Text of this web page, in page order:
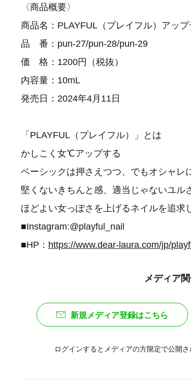
〈商品概要〉
商品名：PLAYFUL（プレイフル）アッ
品 番：pun-27/pun-28/pun-29
価 格：1200円（税抜）
内容量：10mL
発売日：2024年4月11日
「PLAYFUL（プレイフル）」とは
かしこく女℃アップする
ベーシックは押さえつつ、でもオシャレ
堅くないきちんと感、適当じゃないユル
ほどよい女っぽさを上げるネイルを追求
■Instagram:@playful_nail
■HP： https://www.dear-laura.com/jp/
メディア
新規メディア登録はこちら
ログインするとメディアの方限定で公開